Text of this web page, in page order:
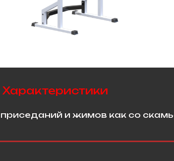
Характеристики
и жимов как со